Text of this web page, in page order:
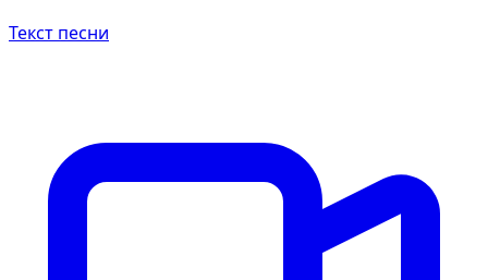
Текст песни